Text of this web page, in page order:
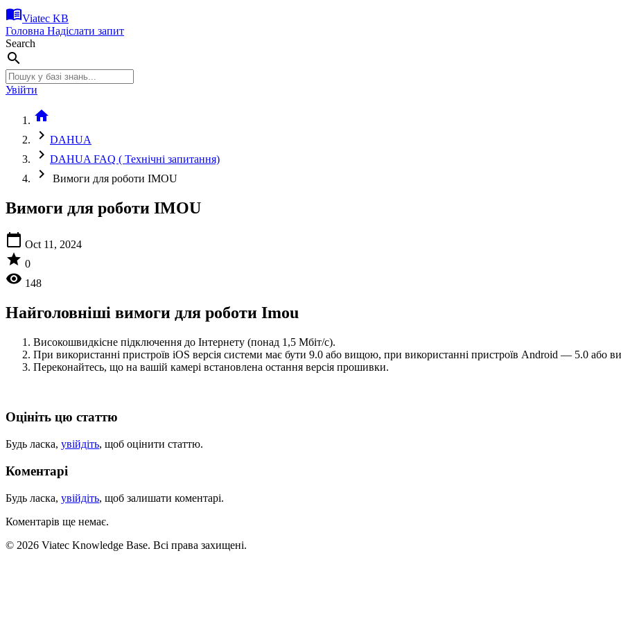
menu_bookViatec KB
Головна Надіслати запит
Search
search
Увійти
home
chevron_right DAHUA
chevron_right DAHUA FAQ ( Технічні запитання)
chevron_right Вимоги для роботи IMOU
Вимоги для роботи IMOU
calendar_today Oct 11, 2024
star 0
visibility 148
Найголовніші вимоги для роботи Imou
Високошвидкісне підключення до Інтернету (понад 1,5 Мбіт/с).
При використанні пристроїв iOS версія системи має бути 9.0 або вищою, при використанні пристроїв Android — 5.0 або
Переконайтесь, що на вашій камері встановлена остання версія прошивки.
Оцініть цю статтю
Будь ласка, увійдіть, щоб оцінити статтю.
Коментарі
Будь ласка, увійдіть, щоб залишати коментарі.
Коментарів ще немає.
© 2026 Viatec Knowledge Base. Всі права захищені.